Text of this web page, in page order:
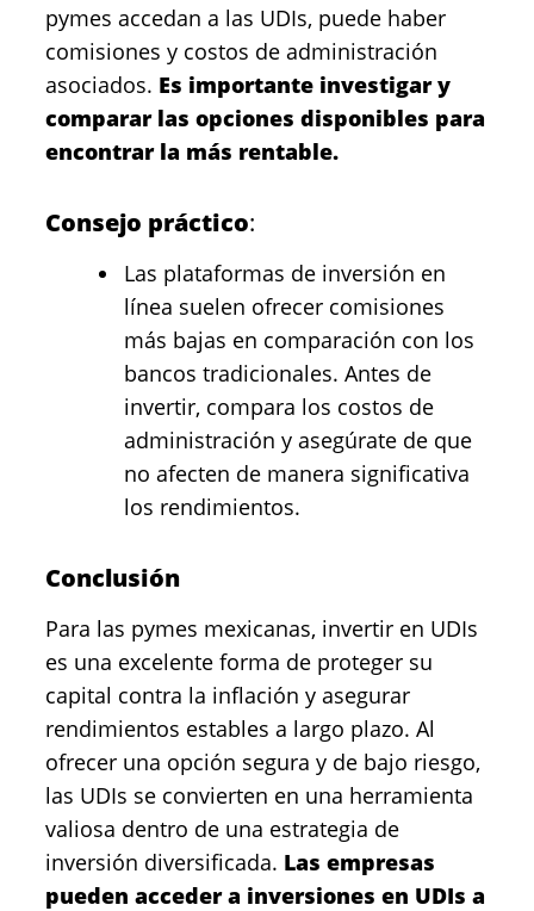
pymes accedan a las UDIs, puede haber
comisiones y costos de administración
asociados. Es importante investigar y
comparar las opciones disponibles para
encontrar la más rentable.
Consejo práctico:
Las plataformas de inversión en
línea suelen ofrecer comisiones
más bajas en comparación con los
bancos tradicionales. Antes de
invertir, compara los costos de
administración y asegúrate de que
no afecten de manera significativa
los rendimientos.
Conclusión
Para las pymes mexicanas, invertir en UDIs
es una excelente forma de proteger su
capital contra la inflación y asegurar
rendimientos estables a largo plazo. Al
ofrecer una opción segura y de bajo riesgo,
las UDIs se convierten en una herramienta
valiosa dentro de una estrategia de
inversión diversificada. Las empresas
pueden acceder a inversiones en UDIs a